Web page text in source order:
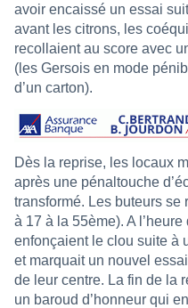
avoir encaissé un essai
avant les citrons, les
recollaient au score avec
(les Gersois en mode
d’un carton).
Dès la reprise, les locaux
après une pénaltouche
transformé. Les buteurs
à 17 à la 55ème). A
enfonçaient le clou suite à
et marquait un nouvel
de leur centre. La fin de la
un baroud d’honneur qui